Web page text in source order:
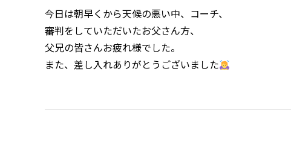
今日は朝早くから天候の悪い中、コーチ、
審判をしていただいたお父さん方、
父兄の皆さんお疲れ様でした。
また、差し入れありがとうございました